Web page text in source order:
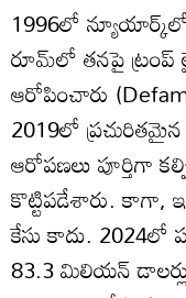
1996లో
రూమ్‌లో తనపై
ఆరోపించారు
2019లో
ఆరోపణలు పూర్తిగా
కొట్టిపడేశారు. కాగా,
కేసు కాదు. 2024లో
83.3 మిలియన్